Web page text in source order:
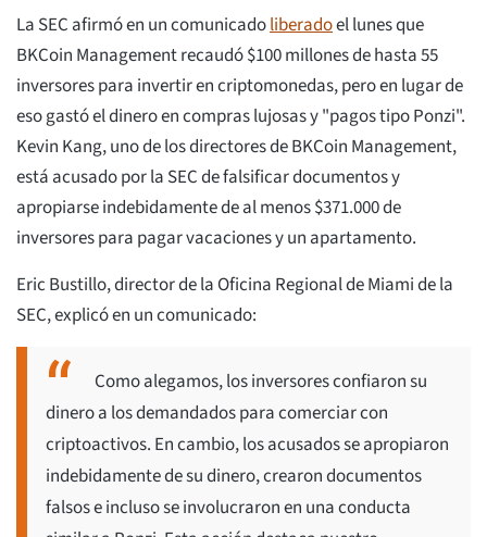
La SEC afirmó en un comunicadoliberadoel lunes que
BKCoin Management recaudó $100 millones de hasta 55
inversores para invertir en criptomonedas, pero en lugar de
eso gastó el dinero en compras lujosas y "pagos tipo Ponzi".
Kevin Kang, uno de los directores de BKCoin Management,
está acusado por la SEC de falsificar documentos y
apropiarse indebidamente de al menos $371.000 de
inversores para pagar vacaciones y un apartamento.
Eric Bustillo, director de la Oficina Regional de Miami de la
SEC, explicó en un comunicado:
Como alegamos, los inversores confiaron su
dinero a los demandados para comerciar con
criptoactivos. En cambio, los acusados se apropiaron
indebidamente de su dinero, crearon documentos
falsos e incluso se involucraron en una conducta